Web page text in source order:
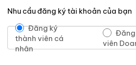
Nhu cầu đăng ký tài khoản của bạn
Đăng ký
thành viên cá
nhân
Đăng
viên